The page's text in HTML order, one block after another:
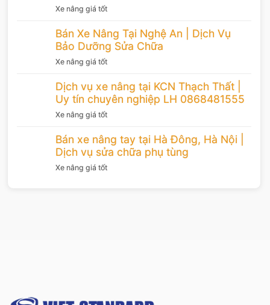
Xe nâng giá tốt
Bán Xe Nâng Tại Nghệ An | Dịch Vụ
Bảo Dưỡng Sửa Chữa
Xe nâng giá tốt
Dịch vụ xe nâng tại KCN Thạch Thất |
Uy tín chuyên nghiệp LH 0868481555
Xe nâng giá tốt
Bán xe nâng tay tại Hà Đông, Hà Nội |
Dịch vụ sửa chữa phụ tùng
Xe nâng giá tốt